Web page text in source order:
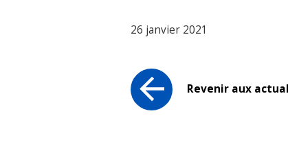
26 janvier 2021
Revenir aux